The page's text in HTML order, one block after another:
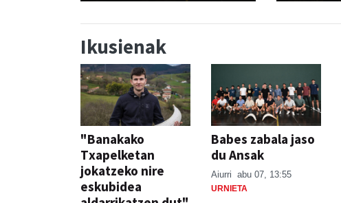
Ikusienak
"Banakako
Txapelketan
jokatzeko nire
eskubidea
Babes zabala jaso
du Ansak
Aiurri abu 07, 13:55
URNIETA